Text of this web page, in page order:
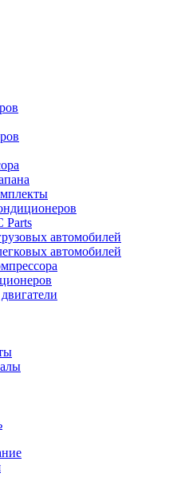
Parts
автомобилей
автомобилей